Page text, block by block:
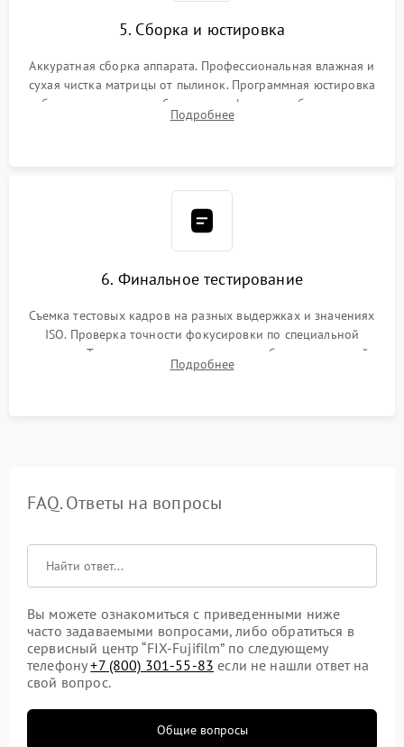
5. Сборка и юстировка
Аккуратная сборка аппарата. Профессиональная влажная и
сухая чистка матрицы от пылинок. Программная юстировка
рабочего отрезка, калибровка автофокуса, стабилизатора и
экспозамера с помощью сервисного ПО.
Подробнее
6. Финальное тестирование
Съемка тестовых кадров на разных выдержках и значениях
ISO. Проверка точности фокусировки по специальной
мишени. Тест записи на карту памяти, работы встроенной
вспышки, микрофона и всех кнопок управления.
Подробнее
FAQ. Ответы на вопросы
Вы можете ознакомиться с приведенными ниже
часто задаваемыми вопросами, либо обратиться в
сервисный центр “FIX-Fujifilm” по следующему
телефону+7 (800) 301-55-83 если не нашли ответ на
свой вопрос.
Общие вопросы